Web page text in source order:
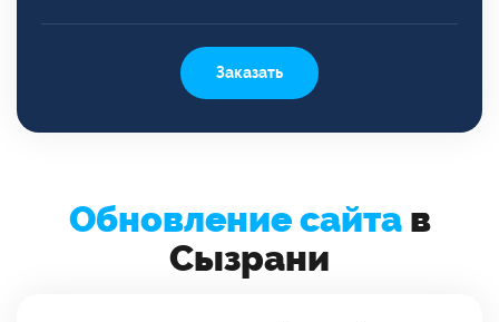
Заказать
Обновление сайтав
Сызрани